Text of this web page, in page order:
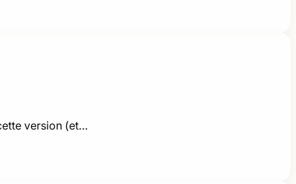
version (et…